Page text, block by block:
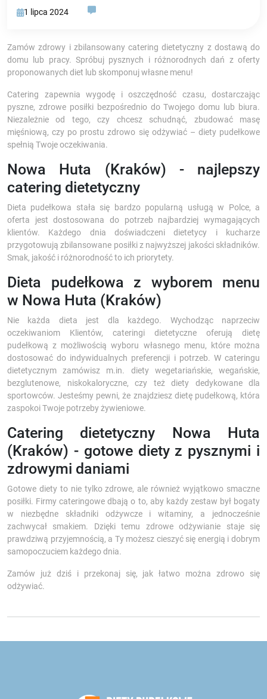
1 lipca 2024
Zamów zdrowy i zbilansowany catering dietetyczny z dostawą do
domu lub pracy. Spróbuj pysznych i różnorodnych dań z oferty
proponowanych diet lub skomponuj własne menu!
Catering zapewnia wygodę i oszczędność czasu, dostarczając
pyszne, zdrowe posiłki bezpośrednio do Twojego domu lub biura.
Niezależnie od tego, czy chcesz schudnąć, zbudować masę
mięśniową, czy po prostu zdrowo się odżywiać – diety pudełkowe
spełnią Twoje oczekiwania.
Nowa Huta (Kraków) - najlepszy
catering dietetyczny
Dieta pudełkowa stała się bardzo popularną usługą w Polce, a
oferta jest dostosowana do potrzeb najbardziej wymagających
klientów. Każdego dnia doświadczeni dietetycy i kucharze
przygotowują zbilansowane posiłki z najwyższej jakości składników.
Smak, jakość i różnorodność to ich priorytety.
Dieta pudełkowa z wyborem menu
w Nowa Huta (Kraków)
Nie każda dieta jest dla każdego. Wychodząc naprzeciw
oczekiwaniom Klientów, cateringi dietetyczne oferują dietę
pudełkową z możliwością wyboru własnego menu, które można
dostosować do indywidualnych preferencji i potrzeb. W cateringu
dietetycznym zamówisz m.in. diety wegetariańskie, wegańskie,
bezglutenowe, niskokaloryczne, czy też diety dedykowane dla
sportowców. Jesteśmy pewni, że znajdziesz dietę pudełkową, która
zaspokoi Twoje potrzeby żywieniowe.
Catering dietetyczny Nowa Huta
(Kraków) - gotowe diety z pysznymi i
zdrowymi daniami
Gotowe diety to nie tylko zdrowe, ale również wyjątkowo smaczne
posiłki. Firmy cateringowe dbają o to, aby każdy zestaw był bogaty
w niezbędne składniki odżywcze i witaminy, a jednocześnie
zachwycał smakiem. Dzięki temu zdrowe odżywianie staje się
prawdziwą przyjemnością, a Ty możesz cieszyć się energią i dobrym
samopoczuciem każdego dnia.
Zamów już dziś i przekonaj się, jak łatwo można zdrowo się
odżywiać.